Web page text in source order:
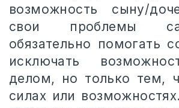
возможность сыну/
свои проблемы
обязательно помогать
исключать
делом, но только тем,
силах или